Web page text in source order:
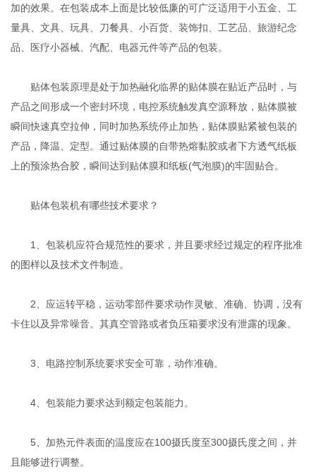
加的效果。在包装成本上面是比较低廉的可广泛适用于小五金、工
量具、文具、玩具、刀餐具、小百货、装饰扣、工艺品、旅游纪念
品、医疗小器械、汽配、电器元件等产品的包装。
贴体包装原理是处于加热融化临界的贴体膜在贴近产品时，与
产品之间形成一个密封环境，电控系统触发真空源释放，贴体膜被
瞬间快速真空拉伸，同时加热系统停止加热，贴体膜贴紧被包装的
产品，降温、定型。通过贴体膜的自带热熔黏胶或者下方透气纸板
上的预涂热合胶，瞬间达到贴体膜和纸板(气泡膜)的牢固贴合。
贴体包装机有哪些技术要求？
1、包装机应符合规范性的要求，并且要求经过规定的程序批准
的图样以及技术文件制造。
2、应运转平稳，运动零部件要求动作灵敏、准确、协调，没有
卡住以及异常噪音。其真空管路或者负压箱要求没有泄露的现象。
3、电路控制系统要求安全可靠，动作准确。
4、包装能力要求达到额定包装能力。
5、加热元件表面的温度应在100摄氏度至300摄氏度之间，并
且能够进行调整。